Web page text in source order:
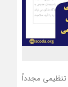
تنظیمی مجدداً